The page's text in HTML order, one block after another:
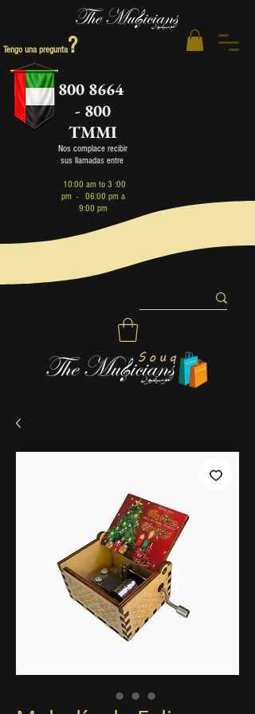
Tengo una pregunta?
800 8664
- 800
TMMI
Nos complace recibir
sus llamadas entre
1 0:00 am to 3 :00
pm - 06:00 pm a
9:00 pm